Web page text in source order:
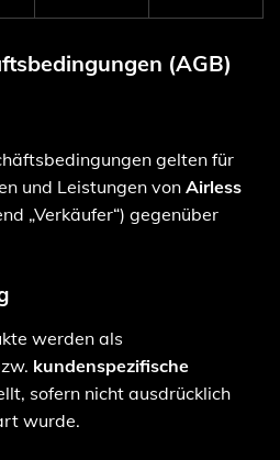
(AGB)
gelten für
und Leistungen von Airless
„Verkäufer“) gegenüber
werden als
kundenspezifische
sofern nicht ausdrücklich
wurde.